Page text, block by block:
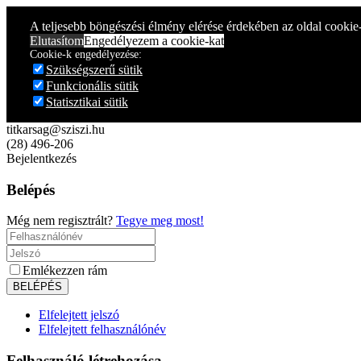
A teljesebb böngészési élmény elérése érdekében az oldal
ElutasítomEngedélyezem a cookie-kat
Cookie-k engedélyezése:
Szükségszerű sütik
Funkcionális sütik
Statisztikai sütik
titkarsag@sziszi.hu
(28) 496-206
Bejelentkezés
Belépés
Még nem regisztrált? Tegye meg most!
Emlékezzen rám
Elfelejtett jelszó
Elfelejtett felhasználónév